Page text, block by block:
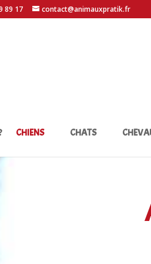
89 17 contact@animauxpratik.fr
CHIENS CHATS